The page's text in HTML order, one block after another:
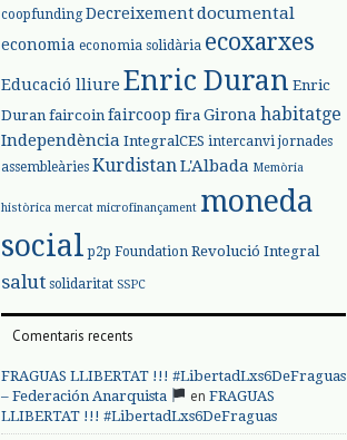
coopfunding Decreixementdocumental
economia economia solidària ecoxarxes
Educació lliure Enric Duran Enric
Duran faircoin faircoop fira Girona habitatge
Independència IntegralCES intercanvi jornades
assembleàries Kurdistan L'Albada Memòria
històrica mercat microfinançament moneda
social p2p Foundation Revolució Integral
salut solidaritat SSPC
Comentaris recents
FRAGUAS LLIBERTAT !!! #LibertadLxs6DeFraguas
– Federación Anarquista
en FRAGUAS
LLIBERTAT !!! #LibertadLxs6DeFraguas